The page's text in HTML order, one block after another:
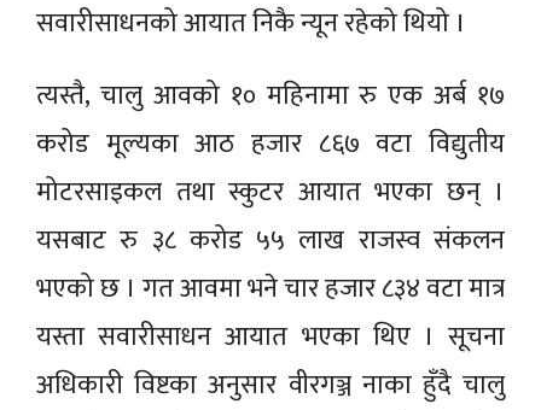
सवारीसाधनको आयात निकै न्यून रहेको थियो ।
त्यस्तै, चालु आवको १० महिनामा रु एक अर्ब १७
करोड मूल्यका आठ हजार ८६७ वटा विद्युतीय
मोटरसाइकल तथा स्कुटर आयात भएका छन् ।
यसबाट रु ३८ करोड ५५ लाख राजस्व संकलन
भएको छ । गत आवमा भने चार हजार ८३४ वटा मात्र
यस्ता सवारीसाधन आयात भएका थिए । सूचना
अधिकारी विष्टका अनुसार वीरगञ्ज नाका हुँदै चालु